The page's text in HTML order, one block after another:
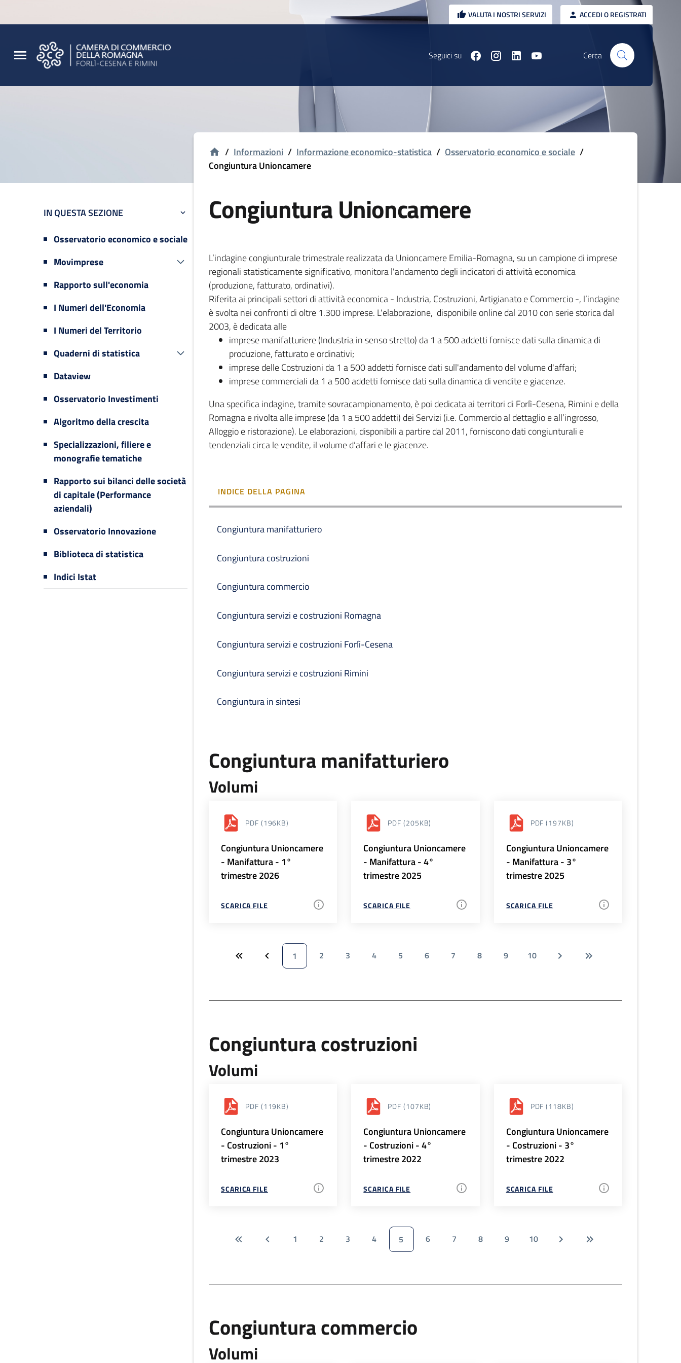
VALUTA I NOSTRI SERVIZI ACCEDI O REGISTRATI
Seguici su Cerca
IN QUESTA SEZIONE
Osservatorio economico e sociale
Movimprese
Rapporto sull'economia
I Numeri dell'Economia
I Numeri del Territorio
Quaderni di statistica
Dataview
Osservatorio Investimenti
Algoritmo della crescita
Specializzazioni, filiere e
monografie tematiche
Rapporto sui bilanci delle società
di capitale (Performance
aziendali)
Osservatorio Innovazione
Biblioteca di statistica
Indici Istat
/ Informazioni / Informazione economico-statistica / Osservatorio economico e sociale /
Congiuntura Unioncamere
Congiuntura Unioncamere
L’indagine congiunturale trimestrale realizzata da Unioncamere Emilia-Romagna, su un campione di imprese
regionali statisticamente significativo, monitora l'andamento degli indicatori di attività economica
(produzione, fatturato, ordinativi).
Riferita ai principali settori di attività economica - Industria, Costruzioni, Artigianato e Commercio -, l’indagine
è svolta nei confronti di oltre 1.300 imprese. L'elaborazione, disponibile online dal 2010 con serie storica dal
2003, è dedicata alle
imprese manifatturiere (Industria in senso stretto) da 1 a 500 addetti fornisce dati sulla dinamica di
produzione, fatturato e ordinativi;
imprese delle Costruzioni da 1 a 500 addetti fornisce dati sull'andamento del volume d'affari;
imprese commerciali da 1 a 500 addetti fornisce dati sulla dinamica di vendite e giacenze.
Una specifica indagine, tramite sovracampionamento, è poi dedicata ai territori di Forlì-Cesena, Rimini e della
Romagna e rivolta alle imprese (da 1 a 500 addetti) dei Servizi (i.e. Commercio al dettaglio e all’ingrosso,
Alloggio e ristorazione). Le elaborazioni, disponibili a partire dal 2011, forniscono dati congiunturali e
tendenziali circa le vendite, il volume d’affari e le giacenze.
INDICE DELLA PAGINA
Congiuntura manifatturiero
Congiuntura costruzioni
Congiuntura commercio
Congiuntura servizi e costruzioni Romagna
Congiuntura servizi e costruzioni Forlì-Cesena
Congiuntura servizi e costruzioni Rimini
Congiuntura in sintesi
Congiuntura manifatturiero
Volumi
PDF (196KB)
Congiuntura Unioncamere
- Manifattura - 1°
trimestre 2026
SCARICA FILE
PDF (205KB)
Congiuntura Unioncamere
- Manifattura - 4°
trimestre 2025
SCARICA FILE
PDF (197KB)
Congiuntura Unioncamere
- Manifattura - 3°
trimestre 2025
SCARICA FILE
1 2 3 4 5 6 7 8 9 10
Congiuntura costruzioni
Volumi
PDF (119KB)
Congiuntura Unioncamere
- Costruzioni - 1°
trimestre 2023
SCARICA FILE
PDF (107KB)
Congiuntura Unioncamere
- Costruzioni - 4°
trimestre 2022
SCARICA FILE
PDF (118KB)
Congiuntura Unioncamere
- Costruzioni - 3°
trimestre 2022
SCARICA FILE
1 2 3 4 5 6 7 8 9 10
Congiuntura commercio
Volumi